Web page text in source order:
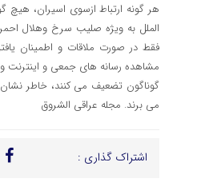
هر گونه ارتباط ازسوی اسیران، هیچ
الملل به ویژه صلیب سرخ وهلال احمر
فقط در صورت ملاقات و اطمینان
مشاهده رسانه های جمعی و اینترنت و
گوناگون تضعیف می کنند، خاطر نشان
می برند. مجله عراقی الشروق
اشتراک گذاری :